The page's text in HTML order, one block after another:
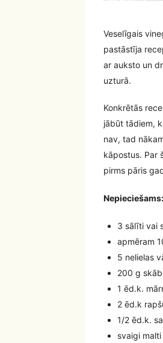
Veselīgais
pastāstīja
ar auksto un
uzturā.
Konkrētās
jābūt tādiem,
nav, tad
kāpostus. Par
pirms pāris
Nepieciešams:
3 sālīti vai
apmēram
5 nelielas
200 g
1 ēd.k.
2 ēd.k
1/2 ēd.k.
svaigi